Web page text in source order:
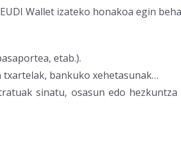
Wallet izateko honakoa egin
etab.).
bankuko xehetasunak…
sinatu, osasun edo